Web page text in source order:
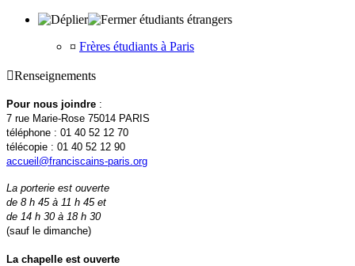
étudiants étrangers
¤ Frères étudiants à Paris
Renseignements
Pour nous joindre :
7 rue Marie-Rose 75014 PARIS
téléphone : 01 40 52 12 70
télécopie : 01 40 52 12 90
accueil@franciscains-paris.org
La porterie est ouverte
de 8 h 45 à 11 h 45 et
de 14 h 30 à 18 h 30
(sauf le dimanche)
La chapelle est ouverte